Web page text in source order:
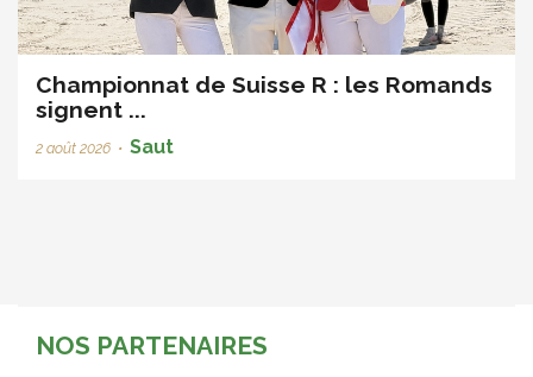
Championnat de Suisse R : les Romands
signent ...
2 août 2026 • Saut
NOS PARTENAIRES